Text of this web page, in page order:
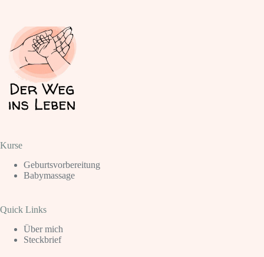
Kurse
Geburtsvorbereitung
Babymassage
Quick Links
Über mich
Steckbrief